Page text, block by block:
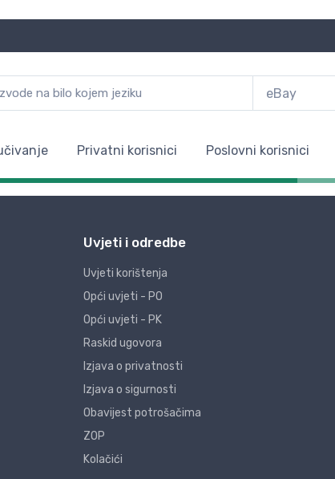
Privatni korisnici Poslovni korisnici
Uvjeti i odredbe
Uvjeti korištenja
Opći uvjeti - PO
Opći uvjeti - PK
Raskid ugovora
Izjava o privatnosti
Izjava o sigurnosti
Obavijest potrošačima
ZOP
Kolačići